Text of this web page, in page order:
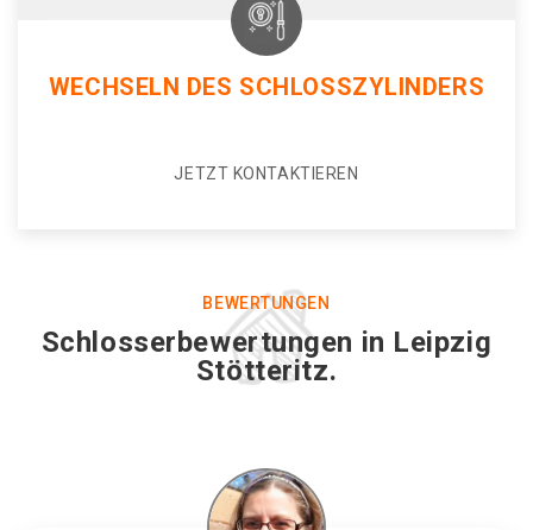
WECHSELN DES SCHLOSSZYLINDERS
JETZT KONTAKTIEREN
BEWERTUNGEN
Schlosserbewertungen in Leipzig
Stötteritz.